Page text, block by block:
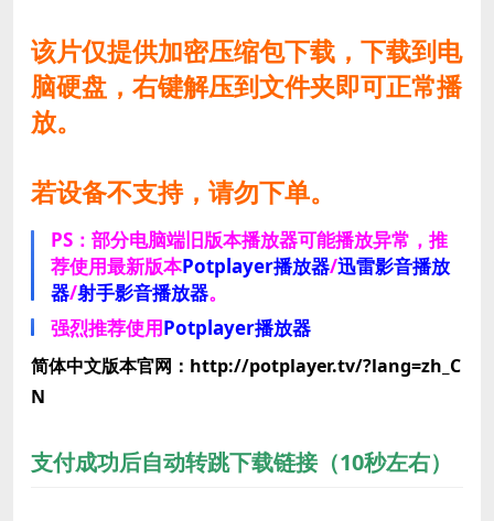
该片仅提供加密压缩包下载，下载到电
脑硬盘，右键解压到文件夹即可正常播
放。
若设备不支持，请勿下单。
PS：部分电脑端旧版本播放器可能播放异常，推
荐使用最新版本Potplayer播放器/迅雷影音播放
器/射手影音播放器。
强烈推荐使用Potplayer播放器
简体中文版本官网：http://potplayer.tv/?lang=zh_C
N
支付成功后自动转跳下载链接（10秒左右）